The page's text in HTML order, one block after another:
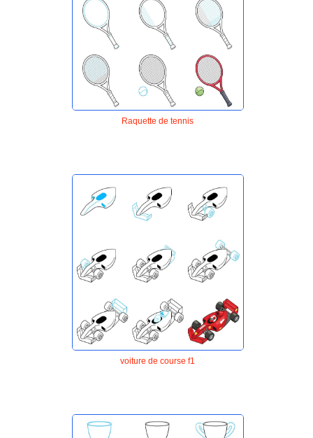
Raquette de tennis
voiture de course f1